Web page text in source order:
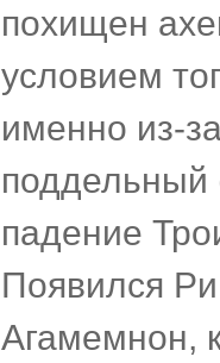
похищен
условием
именно из-
падение
Появился
Агамемнон,